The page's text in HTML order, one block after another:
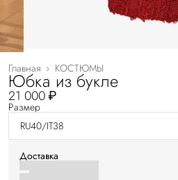
КОСТЮМЫ
Главная ›
Юбка из букле
21 000 ₽
Размер
RU40/IT38
Доставка